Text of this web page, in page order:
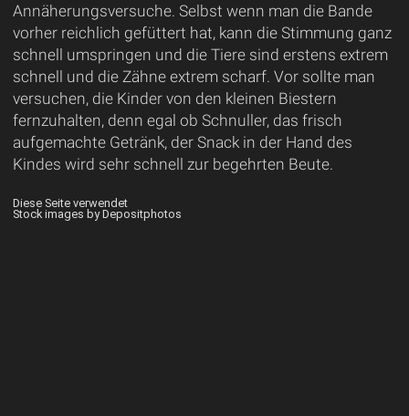
Annäherungsversuche. Selbst wenn man die Bande
vorher reichlich gefüttert hat, kann die Stimmung ganz
schnell umspringen und die Tiere sind erstens extrem
schnell und die Zähne extrem scharf. Vor sollte man
versuchen, die Kinder von den kleinen Biestern
fernzuhalten, denn egal ob Schnuller, das frisch
aufgemachte Getränk, der Snack in der Hand des
Kindes wird sehr schnell zur begehrten Beute.
Diese Seite verwendet
Stock images by Depositphotos